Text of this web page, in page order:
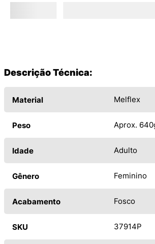
Descrição Técnica:
Material Melflex
Peso Aprox.
Idade Adulto
Gênero Feminino
Acabamento Fosco
SKU 37914P